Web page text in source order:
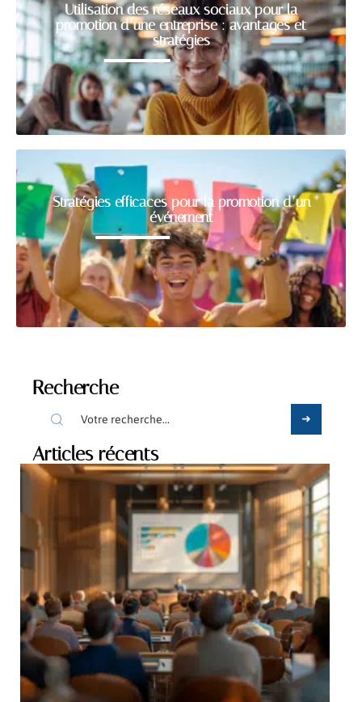
Utilisation des réseaux sociaux pour la
promotion d’une entreprise : avantages et
stratégies
Stratégies efficaces pour la promotion d’un
événement
Recherche
Articles récents